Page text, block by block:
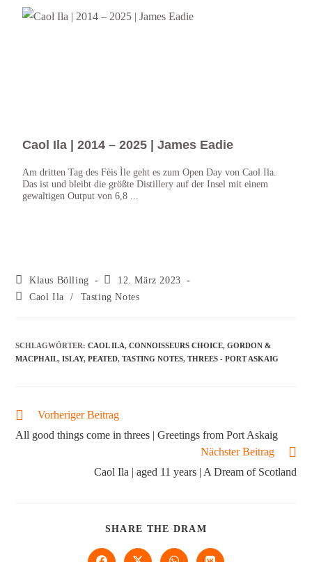
Caol Ila | 2014 – 2025 | James Eadie
Am dritten Tag des Fèis Ìle geht es zum Open Day von Caol Ila.
Das ist und bleibt die größte Distillery auf der Insel mit einem
gewaltigen Output von 6,8 ...
Klaus Bölling
12. März 2023
Caol Ila
/ Tasting Notes
SCHLAGWÖRTER:CAOL ILA, CONNOISSEURS CHOICE, GORDON &
MACPHAIL, ISLAY, PEATED, TASTING NOTES, THREES - PORT ASKAIG
Vorheriger Beitrag
All good things come in threes | Greetings from Port Askaig
Nächster Beitrag
Caol Ila | aged 11 years | A Dream of Scotland
SHARE THE DRAM